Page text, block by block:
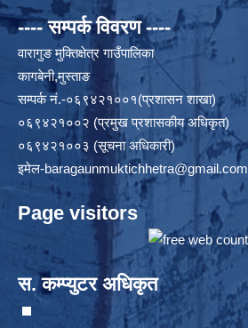
---- सम्पर्क विवरण ----
वारागुङ मुक्तिक्षेत्र गाउँपालिका
कागबेनी,मुस्ताङ
सम्पर्क नं.-०६९४२१००१(प्रशासन शाखा)
०६९४२१००२ (प्रमुख प्रशासकीय अधिकृत)
०६९४२१००३ (सूचना अधिकारी)
इमेल-baragaunmuktichhetra@gmail.com
Page visitors
स. कम्प्युटर अधिकृत